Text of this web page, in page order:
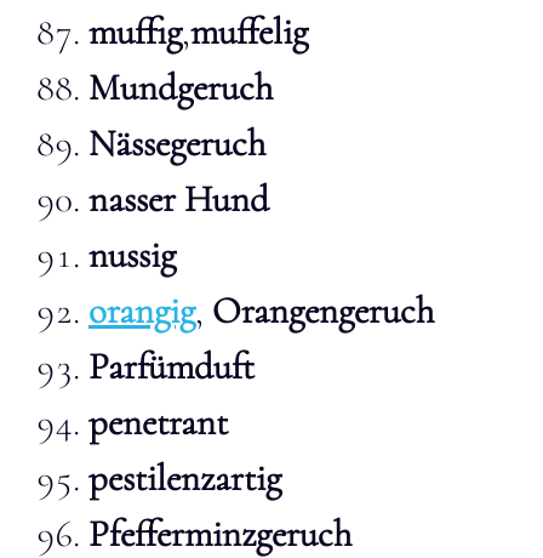
muffig,muffelig
Mundgeruch
Nässegeruch
nasser Hund
nussig
orangig, Orangengeruch
Parfümduft
penetrant
pestilenzartig
Pfefferminzgeruch